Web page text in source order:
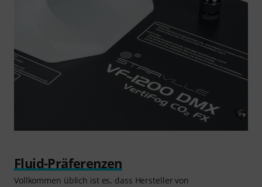
Fluid-Präferenzen
Vollkommen üblich ist es, dass Hersteller von